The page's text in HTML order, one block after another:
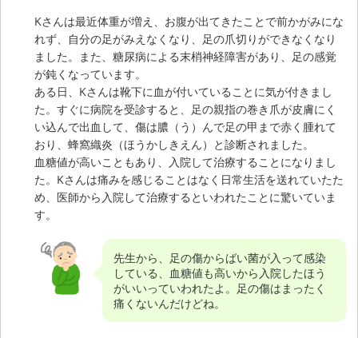
Kさんは最近体重が増え、お腹が出てきたことで前かがみにな
れず、自分の足がみえなくなり、足の爪切りができなくなり
ました。また、糖尿病による末梢神経障害があり、足の感覚
が鈍くなっています。
ある日、Kさんは靴下に血が付いていることに気が付きまし
た。すぐに病院を受診すると、足の親指の巻き爪が皮膚にく
い込んで出血して、傷は膿（う）んで足の甲まで赤く腫れて
おり、蜂窩織炎（ほうかしきえん）と診断されました。
血糖値が高いこともあり、入院して治療することになりまし
た。Kさんは痛みを感じることはなく日常生活を送れていたた
め、医師から入院して治療するといわれたことに驚いていま
す。
先生から、足の傷からばい菌が入って感染
している、血糖値も高いから入院したほう
がいいっていわれたよ。足の傷はまったく
痛くないんだけどね。